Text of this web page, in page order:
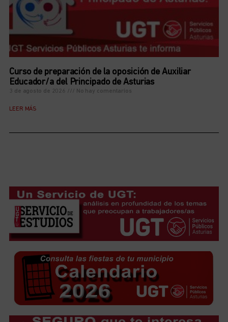
Curso de preparación de la oposición de Auxiliar
Educador/a del Principado de Asturias
3 de agosto de 2026 No hay comentarios
LEER MÁS